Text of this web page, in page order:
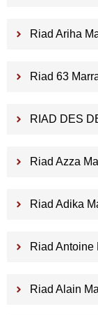
Riad Ariha
Riad 63
RIAD DES
Riad Azza
Riad Adika
Riad Antoine
Riad Alain